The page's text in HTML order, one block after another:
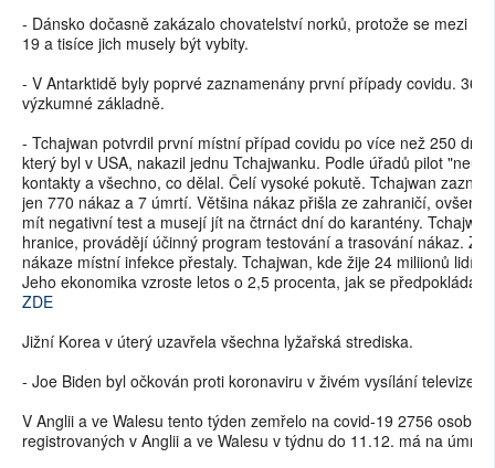
- Dánsko dočasně zakázalo chovatelství norků, protože se mezi
19 a tisíce jich musely být vybity.
- V Antarktidě byly poprvé zaznamenány první případy covidu. 36
výzkumné základně.
- Tchajwan potvrdil první místní případ covidu po více než 250
který byl v USA, nakazil jednu Tchajwanku. Podle úřadů pilot
kontakty a všechno, co dělal. Čelí vysoké pokutě. Tchajwan
jen 770 nákaz a 7 úmrtí. Většina nákaz přišla ze zahraničí, ovšem
mít negativní test a musejí jít na čtrnáct dní do karantény.
hranice, provádějí účinný program testování a trasování nákaz.
nákaze místní infekce přestaly. Tchajwan, kde žije 24 miliionů lidí,
Jeho ekonomika vzroste letos o 2,5 procenta, jak se
ZDE
Jižní Korea v úterý uzavřela všechna lyžařská strediska.
- Joe Biden byl očkován proti koronaviru v živém vysílání televize.
V Anglii a ve Walesu tento týden zemřelo na covid-19 2756 osob.
registrovaných v Anglii a ve Walesu v týdnu do 11.12. má na